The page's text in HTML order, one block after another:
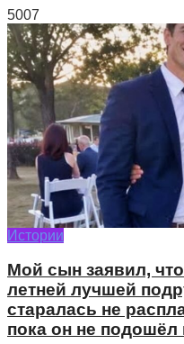
5007
Истории
Мой сын заявил,
летней лучшей
старалась не
пока он не подошёл